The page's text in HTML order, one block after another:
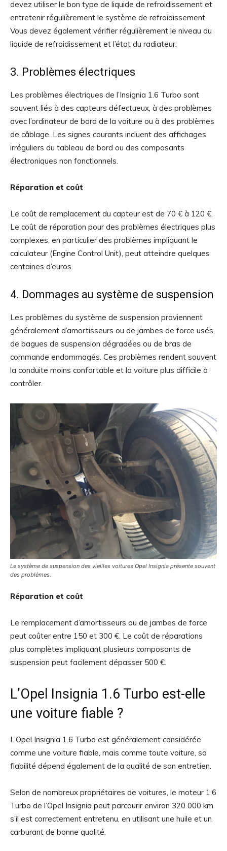
devez utiliser le bon type de liquide de refroidissement et
entretenir régulièrement le système de refroidissement.
Vous devez également vérifier régulièrement le niveau du
liquide de refroidissement et l’état du radiateur.
3. Problèmes électriques
Les problèmes électriques de l’Insignia 1.6 Turbo sont
souvent liés à des capteurs défectueux, à des problèmes
avec l’ordinateur de bord de la voiture ou à des problèmes
de câblage. Les signes courants incluent des affichages
irréguliers du tableau de bord ou des composants
électroniques non fonctionnels.
Réparation et coût
Le coût de remplacement du capteur est de 70 € à 120 €.
Le coût de réparation pour des problèmes électriques plus
complexes, en particulier des problèmes impliquant le
calculateur (Engine Control Unit), peut atteindre quelques
centaines d’euros.
4. Dommages au système de suspension
Les problèmes du système de suspension proviennent
généralement d’amortisseurs ou de jambes de force usés,
de bagues de suspension dégradées ou de bras de
commande endommagés. Ces problèmes rendent souvent
la conduite moins confortable et la voiture plus difficile à
contrôler.
Le système de suspension des vieilles voitures Opel Insignia présente souvent
des problèmes.
Réparation et coût
Le remplacement d’amortisseurs ou de jambes de force
peut coûter entre 150 et 300 €. Le coût de réparations
plus complètes impliquant plusieurs composants de
suspension peut facilement dépasser 500 €.
L’Opel Insignia 1.6 Turbo est-elle
une voiture fiable ?
L’Opel Insignia 1.6 Turbo est généralement considérée
comme une voiture fiable, mais comme toute voiture, sa
fiabilité dépend également de la qualité de son entretien.
Selon de nombreux propriétaires de voitures, le moteur 1.6
Turbo de l’Opel Insignia peut parcourir environ 320 000 km
s’il est correctement entretenu, en utilisant une huile et un
carburant de bonne qualité.